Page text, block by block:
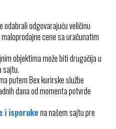
odabrali odgovarajuću veličinu
cene sa uračunatim
objektima može biti drugačija u
sajtu.
putem Bex kurirske službe
dana od momenta potvrde
i isporukena našem sajtu pre